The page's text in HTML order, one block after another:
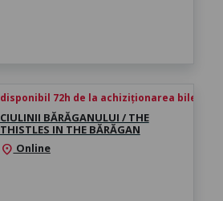
disponibil 72h de la achiziționarea biletului
CIULINII BĂRĂGANULUI / THE
THISTLES IN THE BĂRĂGAN
location_on Online